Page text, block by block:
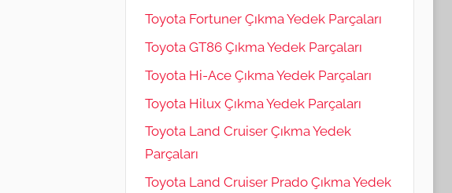
Toyota Fortuner Çıkma Yedek Parçaları
Toyota GT86 Çıkma Yedek Parçaları
Toyota Hi-Ace Çıkma Yedek Parçaları
Toyota Hilux Çıkma Yedek Parçaları
Toyota Land Cruiser Çıkma Yedek
Parçaları
Toyota Land Cruiser Prado Çıkma Yedek